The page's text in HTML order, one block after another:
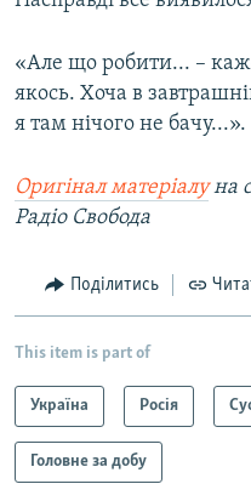
«Але що робити... –
якось. Хоча в
я там нічого не бачу...».
Оригінал матеріалу на
Радіо Свобода
Поділитись
This item is part of
Україна Росія
Головне за добу